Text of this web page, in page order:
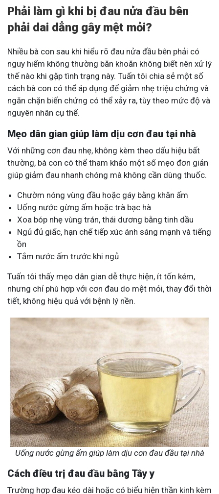
Phải làm gì khi bị đau nửa đầu bên
phải dai dẳng gây mệt mỏi?
Nhiều bà con sau khi hiểu rõ đau nửa đầu bên phải có
nguy hiểm không thường băn khoăn không biết nên xử lý
thế nào khi gặp tình trạng này. Tuấn tôi chia sẻ một số
cách bà con có thể áp dụng để giảm nhẹ triệu chứng và
ngăn chặn biến chứng có thể xảy ra, tùy theo mức độ và
nguyên nhân cụ thể.
Mẹo dân gian giúp làm dịu cơn đau tại nhà
Với những cơn đau nhẹ, không kèm theo dấu hiệu bất
thường, bà con có thể tham khảo một số mẹo đơn giản
giúp giảm đau nhanh chóng mà không cần dùng thuốc.
Chườm nóng vùng đầu hoặc gáy bằng khăn ấm
Uống nước gừng ấm hoặc trà bạc hà
Xoa bóp nhẹ vùng trán, thái dương bằng tinh dầu
Ngủ đủ giấc, hạn chế tiếp xúc ánh sáng mạnh và tiếng
ồn
Tắm nước ấm trước khi ngủ
Tuấn tôi thấy mẹo dân gian dễ thực hiện, ít tốn kém,
nhưng chỉ phù hợp với cơn đau do mệt mỏi, thay đổi thời
tiết, không hiệu quả với bệnh lý nền.
Uống nước gừng ấm giúp làm dịu cơn đau đầu tại nhà
Cách điều trị đau đầu bằng Tây y
Trường hợp đau kéo dài hoặc có biểu hiện thần kinh kèm